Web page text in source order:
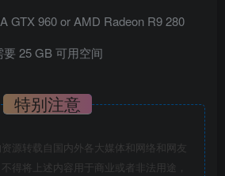
GTX 960 or AMD Radeon R9 280
要 25 GB 可用空间
特别注意
源转载自国内外各大媒体和网络和网友
得将上述内容用于商业或者非法用途，